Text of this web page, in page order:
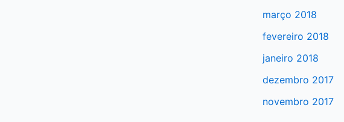
março 2018
fevereiro 2018
janeiro 2018
dezembro 2017
novembro 2017